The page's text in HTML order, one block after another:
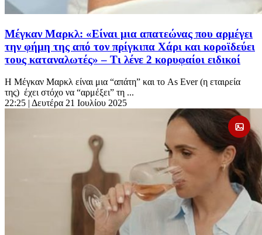
Μέγκαν Μαρκλ: «Είναι μια απατεώνας που αρμέγει
την φήμη της από τον πρίγκιπα Χάρι και κοροϊδεύει
τους καταναλωτές» – Τι λένε 2 κορυφαίοι ειδικοί
Η Μέγκαν Μαρκλ είναι μια “απάτη” και το As Ever (η εταιρεία
της) έχει στόχο να “αρμέξει” τη ...
22:25 | Δευτέρα 21 Ιουλίου 2025